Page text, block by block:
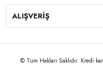
ALIŞVERİŞ
© Tüm Hakları Saklıdır. Kredi